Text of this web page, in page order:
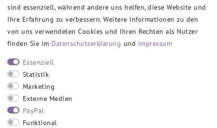
VERSANDPARTNER
SOCIAL
SICHER EINKAUFEN
sind essenziell, während andere uns helfen, diese Website und
Ihre Erfahrung zu verbessern. Weitere Informationen zu den
von uns verwendeten Cookies und Ihren Rechten als Nutzer
finden Sie im Daten­schutz­erklärung und Impressum
Essenziell
Statistik
Marketing
Externe Medien
PayPal
Funktional